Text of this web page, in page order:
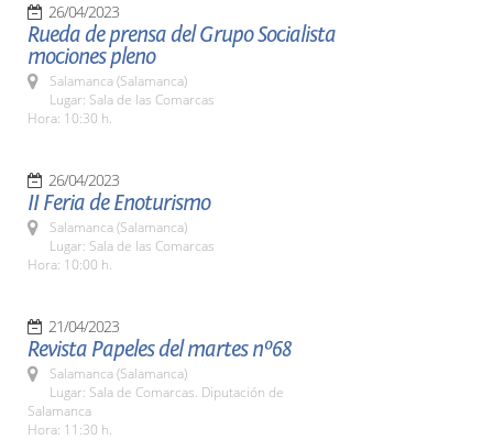
26/04/2023
Rueda de prensa del Grupo Socialista
mociones pleno
Salamanca (Salamanca)
Lugar: Sala de las Comarcas
Hora: 10:30 h.
26/04/2023
II Feria de Enoturismo
Salamanca (Salamanca)
Lugar: Sala de las Comarcas
Hora: 10:00 h.
21/04/2023
Revista Papeles del martes nº68
Salamanca (Salamanca)
Lugar: Sala de Comarcas. Diputación de
Salamanca
Hora: 11:30 h.